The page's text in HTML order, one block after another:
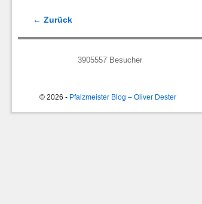
Bilder-Navigation
← Zurück
3905557Besucher
© 2026 - Pfalzmeister Blog – Oliver Dester